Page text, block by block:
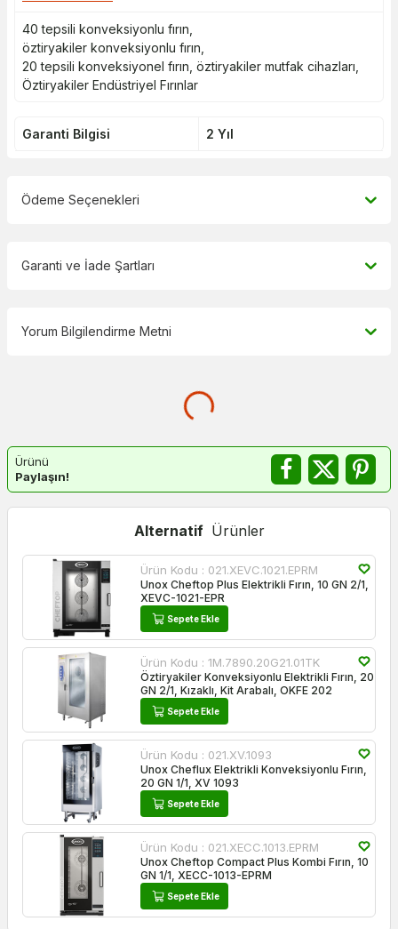
40 tepsili konveksiyonlu fırın
öztiryakiler konveksiyonlu fırın
20 tepsili konveksiyonel fırın öztiryakiler mutfak cihazları
Öztiryakiler Endüstriyel Fırınlar
Garanti Bilgisi 2 Yıl
Ödeme Seçenekleri
Garanti ve İade Şartları
Yorum Bilgilendirme Metni
Ürünü
Paylaşın!
Alternatif Ürünler
Ürün Kodu : 021.XEVC.1021.EPRM
Unox Cheftop Plus Elektrikli Fırın, 10 GN 2/1,
XEVC-1021-EPR
Sepete Ekle
Ürün Kodu : 1M.7890.20G21.01TK
Öztiryakiler Konveksiyonlu Elektrikli Fırın, 20
GN 2/1, Kızaklı, Kit Arabalı, OKFE 202
Sepete Ekle
Ürün Kodu : 021.XV.1093
Unox Cheflux Elektrikli Konveksiyonlu Fırın,
20 GN 1/1, XV 1093
Sepete Ekle
Ürün Kodu : 021.XECC.1013.EPRM
Unox Cheftop Compact Plus Kombi Fırın, 10
GN 1/1, XECC-1013-EPRM
Sepete Ekle